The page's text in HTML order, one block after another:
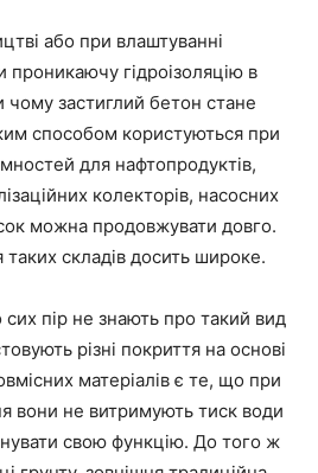
або при влаштуванні
гідроізоляцію в
чому застиглий бетон стане
способом користуються при
для нафтопродуктів,
колекторів, насосних
можна продовжувати довго.
складів досить широке.
пір не знають про такий вид
різні покриття на основі
матеріалів є те, що при
вони не витримують тиск води
свою функцію. До того ж